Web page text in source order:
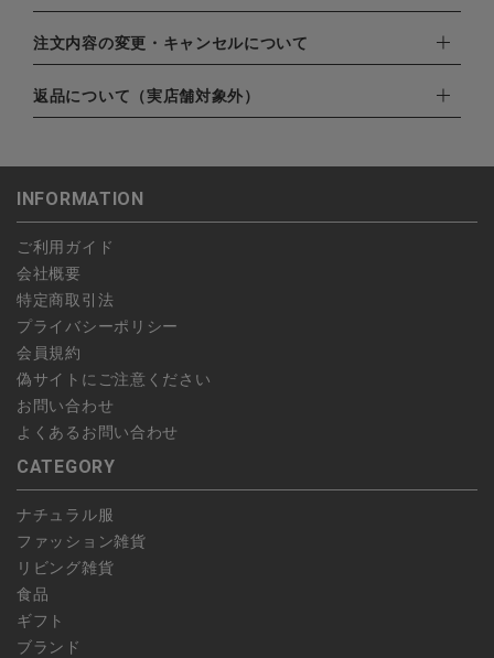
・クレジットカード（VISA,mastercard,JCB,AMERICAN
EXPRESS,Diners Club）
・amazonペイメント
・楽天ペイ
・PayPay
配達業者：日本郵便
北海道：1,400円
注文内容の変更・キャンセルについて
ご注文日当日から翌日のAM9:00までにご連絡頂いた場合はキャ
ンセルは可能です。
します。
予約商品など一部キャンセルが出来ない場合がございます。あら
かじめご了承ください。
返品について（実店舗対象外）
こちら よりご依頼ください。
INFORMATION
ご利用ガイド
会社概要
特定商取引法
プライバシーポリシー
会員規約
偽サイトにご注意ください
お問い合わせ
よくあるお問い合わせ
CATEGORY
ナチュラル服
ファッション雑貨
リビング雑貨
食品
ギフト
ブランド